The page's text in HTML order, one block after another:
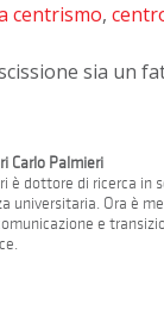
centrismo,
sia un
Carlo Palmieri
è dottore di ricerca in
universitaria. Ora è
e